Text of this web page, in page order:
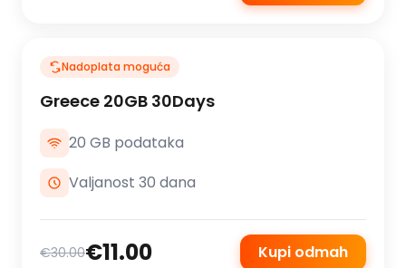
Nadoplata moguća
Greece 20GB 30Days
20 GB podataka
Valjanost 30 dana
€30.00€11.00 Kupi odmah